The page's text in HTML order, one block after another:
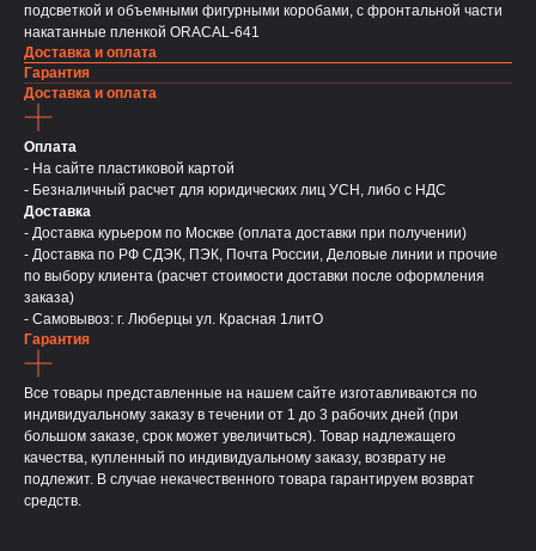
подсветкой и объемными фигурными коробами, с фронтальной части
накатанные пленкой ORACAL-641
Доставка и оплата
Гарантия
Доставка и оплата
Оплата
- На сайте пластиковой картой
- Безналичный расчет для юридических лиц УСН, либо с НДС
Доставка
- Доставка курьером по Москве (оплата доставки при получении)
- Доставка по РФ СДЭК, ПЭК, Почта России, Деловые линии и прочие
по выбору клиента (расчет стоимости доставки после оформления
заказа)
- Самовывоз: г. Люберцы ул. Красная 1литО
Гарантия
Все товары представленные на нашем сайте изготавливаются по
индивидуальному заказу в течении от 1 до 3 рабочих дней (при
большом заказе, срок может увеличиться). Товар надлежащего
качества, купленный по индивидуальному заказу, возврату не
подлежит. В случае некачественного товара гарантируем возврат
средств.